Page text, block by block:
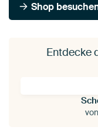
Shop
Entdecke
von